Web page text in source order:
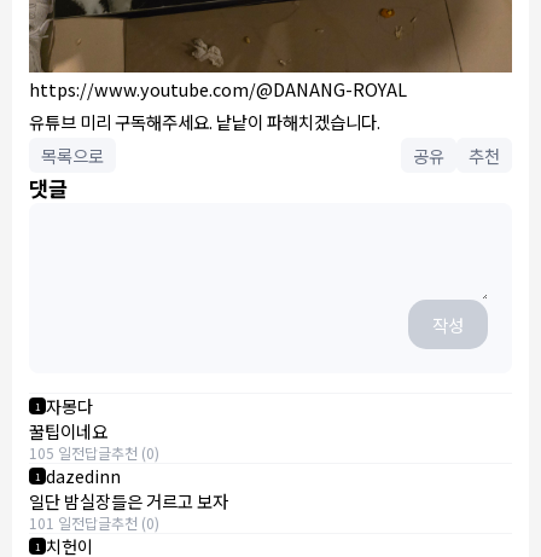
https://www.youtube.com/@DANANG-ROYAL
유튜브 미리 구독해주세요. 낱낱이 파해치겠습니다.
목록으로
공유 추천
댓글
작성
1 자몽다
꿀팁이네요
105 일전답글추천 (0)
1 dazedinn
일단 밤실장들은 거르고 보자
101 일전답글추천 (0)
1 치헌이